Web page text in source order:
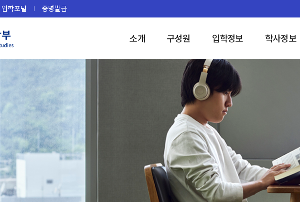
입학포털 증명발급
소개 구성원 입학정보 학사정보